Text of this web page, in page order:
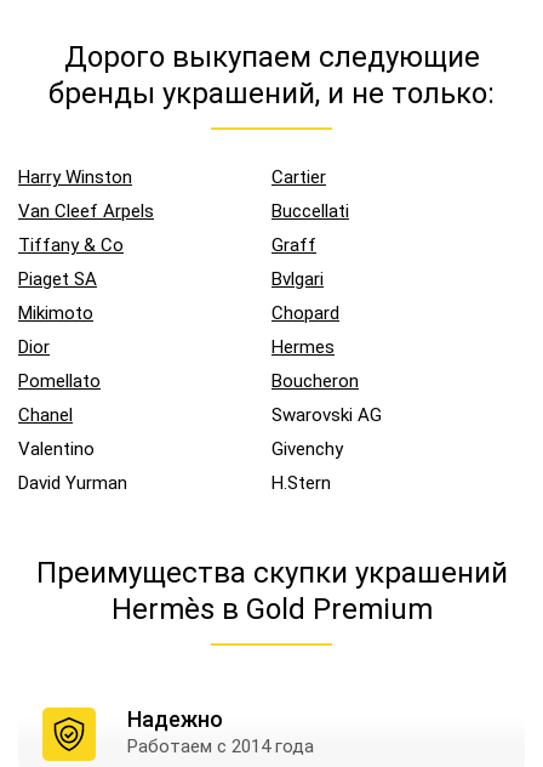
Дорого выкупаем следующие
бренды украшений, и не только:
Harry Winston
Cartier
Van Cleef Arpels
Buccellati
Tiffany & Co
Graff
Piaget SA
Bvlgari
Mikimoto
Chopard
Dior
Hermes
Pomellato
Boucheron
Chanel
Swarovski AG
Valentino
Givenchy
David Yurman
H.Stern
Преимущества скупки украшений
Hermès в Gold Premium
Надежно
Работаем с 2014 года